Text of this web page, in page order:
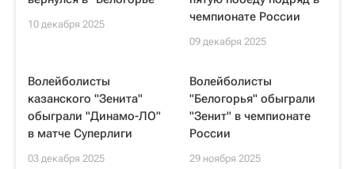
10 декабря 2025
чемпионате России
09 декабря 2025
Волейболисты
казанского "Зенита"
обыграли "Динамо-ЛО"
в матче Суперлиги
03 декабря 2025
Волейболисты
"Белогорья" обыграли
"Зенит" в чемпионате
России
29 ноября 2025